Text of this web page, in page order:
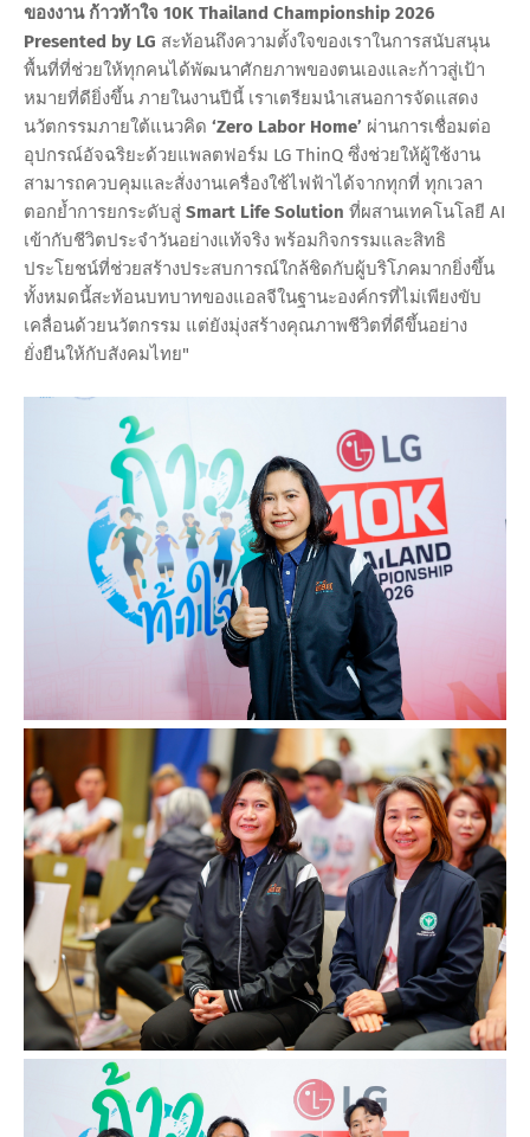
ของงาน ก้าวท้าใจ 10K Thailand Championship 2026
Presented by LG สะท้อนถึงความตั้งใจของเราในการสนับสนุน
พื้นที่ที่ช่วยให้ทุกคนได้พัฒนาศักยภาพของตนเองและก้าวสู่เป้า
หมายที่ดียิ่งขึ้น ภายในงานปีนี้ เราเตรียมนำเสนอการจัดแสดง
นวัตกรรมภายใต้แนวคิด ‘Zero Labor Home’ ผ่านการเชื่อมต่อ
อุปกรณ์อัจฉริยะด้วยแพลตฟอร์ม LG ThinQ ซึ่งช่วยให้ผู้ใช้งาน
สามารถควบคุมและสั่งงานเครื่องใช้ไฟฟ้าได้จากทุกที่ ทุกเวลา
ตอกย้ำการยกระดับสู่ Smart Life Solution ที่ผสานเทคโนโลยี AI
เข้ากับชีวิตประจำวันอย่างแท้จริง พร้อมกิจกรรมและสิทธิ
ประโยชน์ที่ช่วยสร้างประสบการณ์ใกล้ชิดกับผู้บริโภคมากยิ่งขึ้น
ทั้งหมดนี้สะท้อนบทบาทของแอลจีในฐานะองค์กรที่ไม่เพียงขับ
เคลื่อนด้วยนวัตกรรม แต่ยังมุ่งสร้างคุณภาพชีวิตที่ดีขึ้นอย่าง
ยั่งยืนให้กับสังคมไทย"